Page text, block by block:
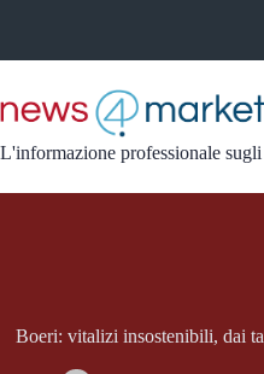
L'informazione professionale
Boeri: vitalizi insostenibili, dai